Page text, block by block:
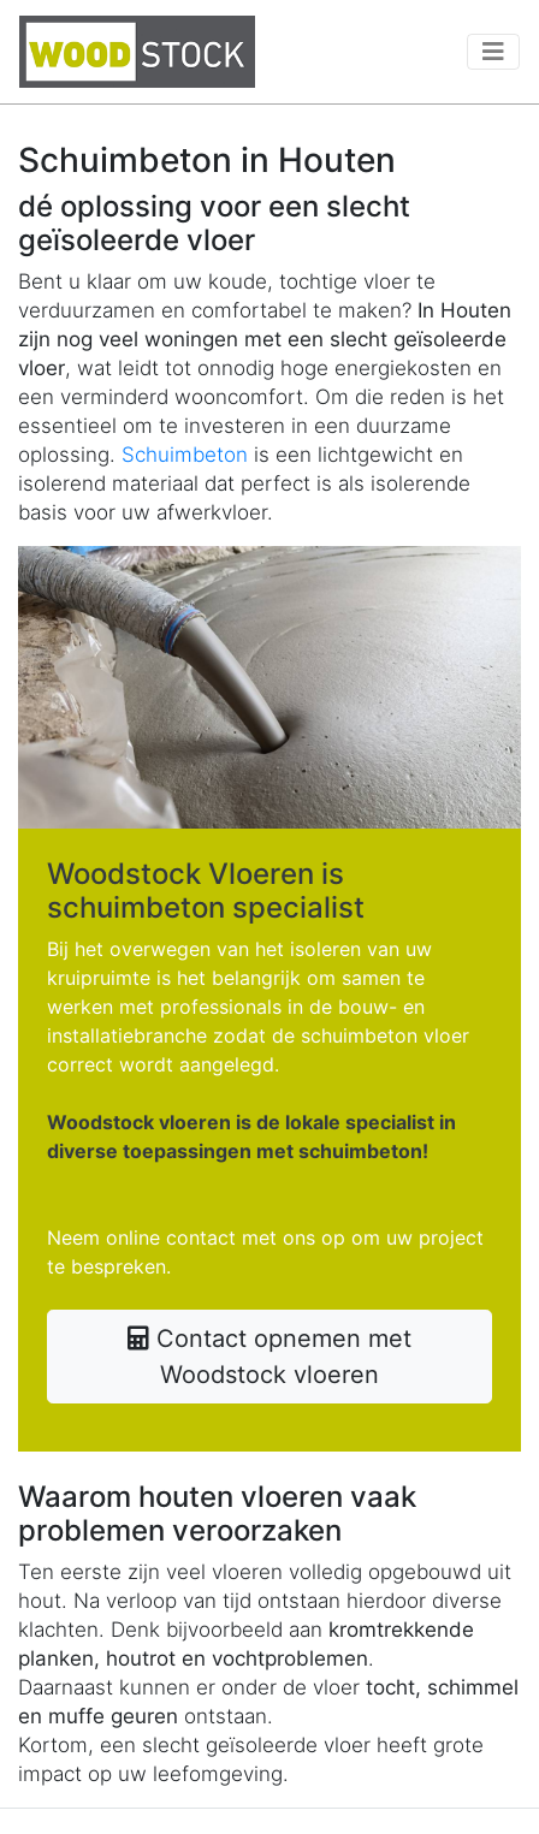
Schuimbeton in Houten
dé oplossing voor een slecht
geïsoleerde vloer
Bent u klaar om uw koude, tochtige vloer te
verduurzamen en comfortabel te maken? In Houten
zijn nog veel woningen met een slecht geïsoleerde
vloer, wat leidt tot onnodig hoge energiekosten en
een verminderd wooncomfort. Om die reden is het
essentieel om te investeren in een duurzame
oplossing. Schuimbeton is een lichtgewicht en
isolerend materiaal dat perfect is als isolerende
basis voor uw afwerkvloer.
Woodstock Vloeren is
schuimbeton specialist
Bij het overwegen van het isoleren van uw
kruipruimte is het belangrijk om samen te
werken met professionals in de bouw- en
installatiebranche zodat de schuimbeton vloer
correct wordt aangelegd.
Woodstock vloeren is de lokale specialist in
diverse toepassingen met schuimbeton!
Neem online contact met ons op om uw project
te bespreken.
Contact opnemen met
Woodstock vloeren
Waarom houten vloeren vaak
problemen veroorzaken
Ten eerste zijn veel vloeren volledig opgebouwd uit
hout. Na verloop van tijd ontstaan hierdoor diverse
klachten. Denk bijvoorbeeld aan kromtrekkende
planken, houtrot en vochtproblemen.
Daarnaast kunnen er onder de vloer tocht, schimmel
en muffe geuren ontstaan.
Kortom, een slecht geïsoleerde vloer heeft grote
impact op uw leefomgeving.